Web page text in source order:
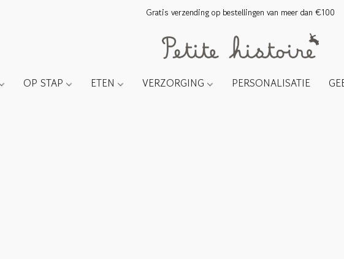
Gratis verzending op bestellingen van meer dan €100
OP STAP ETEN VERZORGING PERSONALISATIE